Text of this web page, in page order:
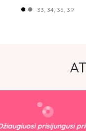
33, 34, 35, 39
prisijungusi